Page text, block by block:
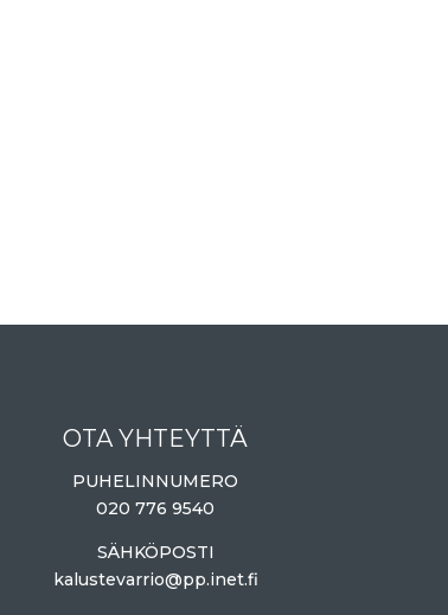
OTA YHTEYTTÄ
PUHELINNUMERO
020 776 9540
SÄHKÖPOSTI
kalustevarrio@pp.inet.fi